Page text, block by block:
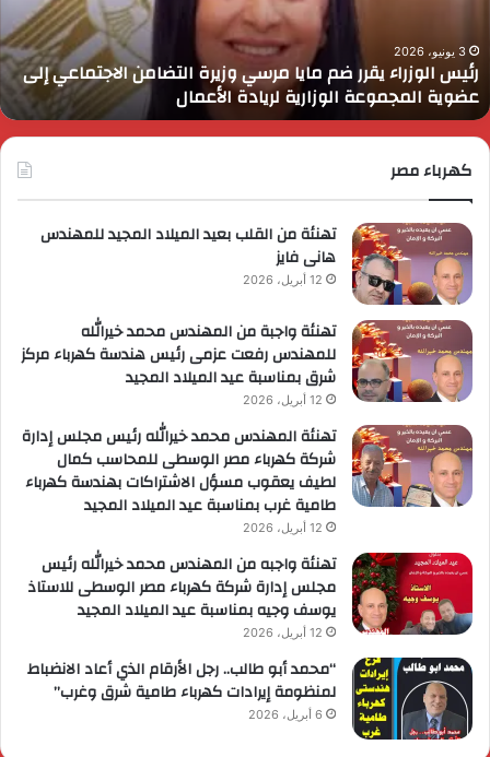
التضامن
الاجتماعي
إلى
عضوية
المجموعة
الوزارية
3 يونيو، 2026
رئيس الوزراء يقرر ضم مايا مرسي وزيرة التضامن الاجتماعي إلى
عضوية المجموعة الوزارية لريادة الأعمال
كهرباء مصر
تهنئة من القلب بعيد الميلاد المجيد للمهندس
هانى فايز
12 أبريل، 2026
تهنئة واجبة من المهندس محمد خيرالله
للمهندس رفعت عزمى رئيس هندسة كهرباء مركز
شرق بمناسبة عيد الميلاد المجيد
12 أبريل، 2026
تهنئة المهندس محمد خيرالله رئيس مجلس إدارة
شركة كهرباء مصر الوسطى للمحاسب كمال
لطيف يعقوب مسؤل الاشتراكات بهندسة كهرباء
طامية غرب بمناسبة عيد الميلاد المجيد
12 أبريل، 2026
تهنئة واجبه من المهندس محمد خيرالله رئيس
مجلس إدارة شركة كهرباء مصر الوسطى للاستاذ
يوسف وجيه بمناسبة عيد الميلاد المجيد
12 أبريل، 2026
“محمد أبو طالب.. رجل الأرقام الذي أعاد الانضباط
لمنظومة إيرادات كهرباء طامية شرق وغرب”
6 أبريل، 2026